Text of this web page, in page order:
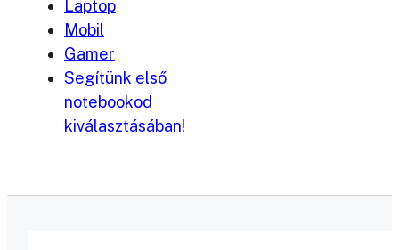
Laptop
Mobil
Gamer
Segítünk első
notebookod
kiválasztásában!